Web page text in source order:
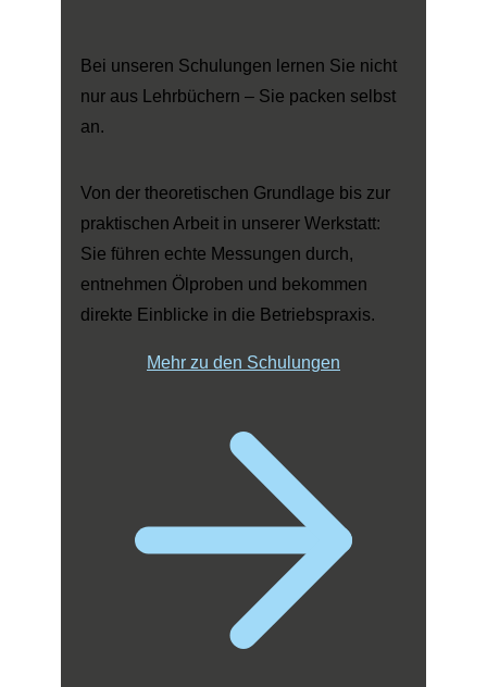
Bei unseren Schulungen lernen Sie nicht
nur aus Lehrbüchern – Sie packen selbst
an.
Von der theoretischen Grundlage bis zur
praktischen Arbeit in unserer Werkstatt:
Sie führen echte Messungen durch,
entnehmen Ölproben und bekommen
direkte Einblicke in die Betriebspraxis.
Mehr zu den Schulungen